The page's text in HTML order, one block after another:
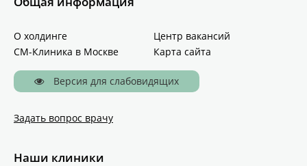
О холдинге
Центр вакансий
СМ-Клиника в Москве
Карта сайта
Версия для слабовидящих
Задать вопрос врачу
Наши клиники